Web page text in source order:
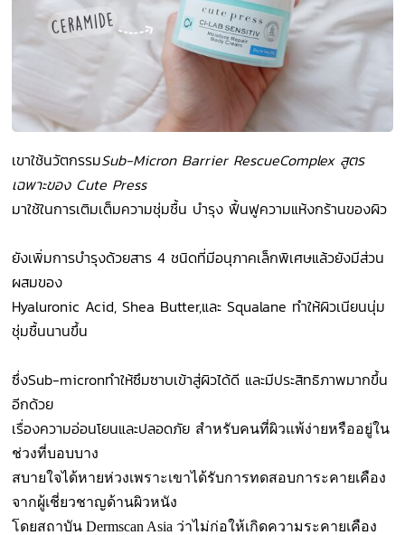
เขาใช้นวัตกรรมSub-Micron Barrier RescueComplex สูตร
เฉพาะของ Cute Press
มาใช้ในการเติมเต็มความชุ่มชื้น บำรุง ฟื้นฟูความแห้งกร้านของผิว
ยังเพิ่มการบำรุงด้วยสาร 4 ชนิดที่มีอนุภาคเล็กพิเศษแล้วยังมีส่วน
ผสมของ
Hyaluronic Acid, Shea Butter,และ Squalane ทำให้ผิวเนียนนุ่ม
ชุ่มชื้นนานขึ้น
ซึ่งSub-micronทำให้ซึมซาบเข้าสู่ผิวได้ดี และมีประสิทธิภาพมากขึ้น
อีกด้วย
เรื่องความอ่อนโยนและปลอดภัย สำหรับคนที่ผิวแพ้ง่ายหรืออยู่ใน
ช่วงที่บอบบาง
สบายใจได้หายห่วงเพราะเขาได้รับการทดสอบการะคายเคือง
จากผู้เชี่ยวชาญด้านผิวหนัง
โดยสถาบัน Dermscan Asia ว่าไม่ก่อให้เกิดความระคายเคือง